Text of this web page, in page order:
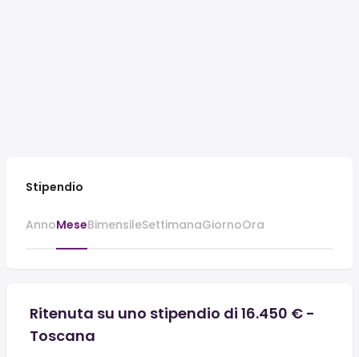
Stipendio
AnnoMeseBimensileSettimanaGiornoOra
Ritenuta su uno stipendio di 16.450 € -
Toscana